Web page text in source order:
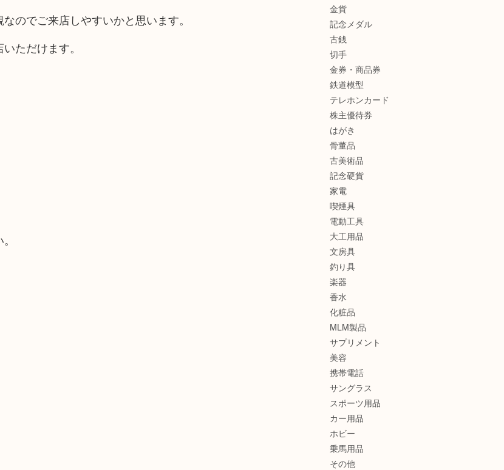
のでご来店しやすいかと思います。
ただけます。
金貨
記念メダル
古銭
切手
金券・商品券
鉄道模型
テレホンカード
株主優待券
はがき
骨董品
古美術品
記念硬貨
家電
喫煙具
電動工具
大工用品
文房具
釣り具
楽器
香水
化粧品
MLM製品
サプリメント
美容
携帯電話
サングラス
スポーツ用品
カー用品
ホビー
乗馬用品
その他